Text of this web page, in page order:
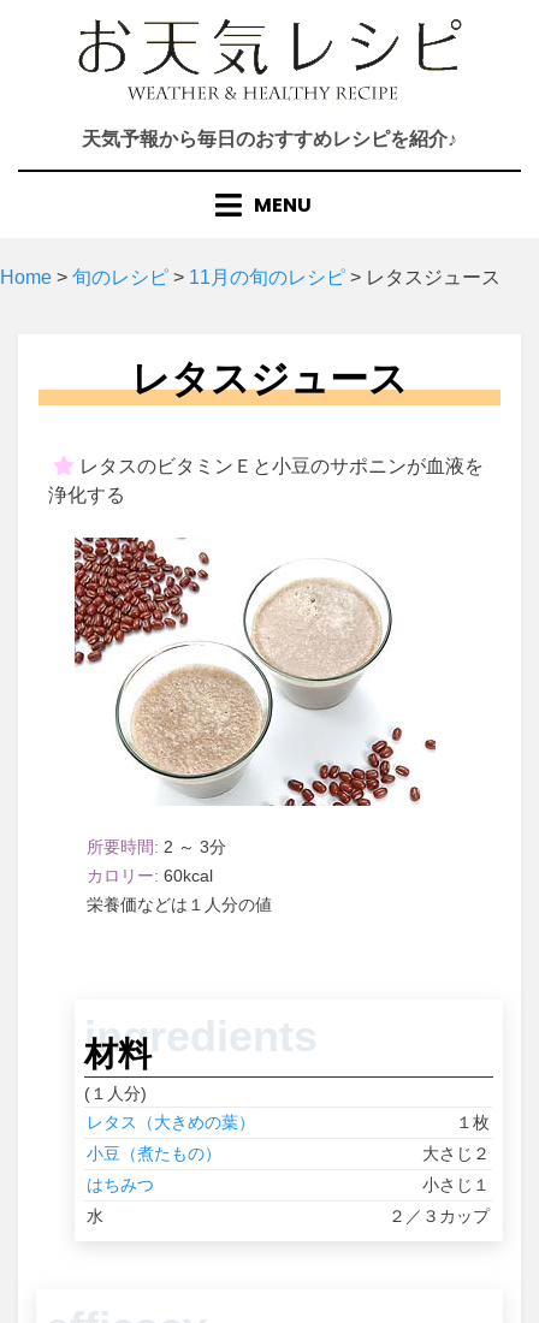
天気予報から毎日のおすすめレシピを紹介♪
MENU
Home > 旬のレシピ > 11月の旬のレシピ > レタスジュース
レタスジュース
レタスのビタミンＥと小豆のサポニンが血液を
浄化する
2 ～ 3
60
１人分
材料
(１人分)
レタス（大きめの葉）
１枚
小豆（煮たもの）
大さじ２
はちみつ
小さじ１
水
２／３カップ